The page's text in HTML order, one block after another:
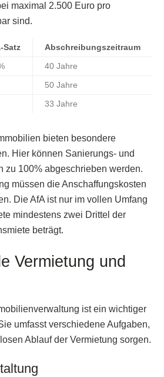
maximal 2.500 Euro pro
sind.
Satz Abschreibungszeitraum
40 Jahre
50 Jahre
33 Jahre
bieten besondere
Hier können Sanierungs- und
zu 100% abgeschrieben werden.
müssen die Anschaffungskosten
Die AfA ist nur im vollen Umfang
mindestens zwei Drittel der
beträgt.
Vermietung und
ist ein wichtiger
umfasst verschiedene Aufgaben,
Ablauf der Vermietung sorgen.